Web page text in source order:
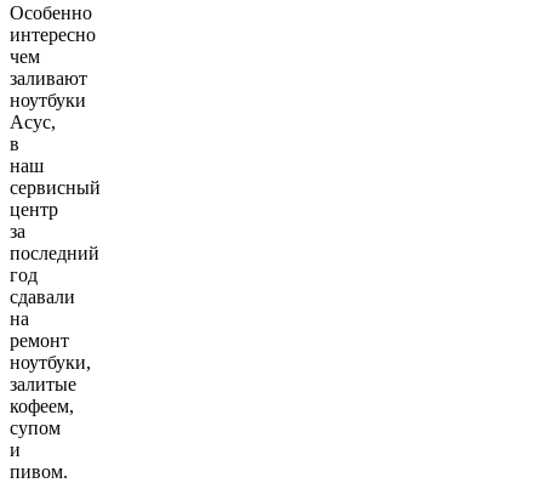
Особенно
интересно
чем
заливают
ноутбуки
Асус,
в
наш
сервисный
центр
за
последний
год
сдавали
на
ремонт
ноутбуки,
залитые
кофеем,
супом
и
пивом.